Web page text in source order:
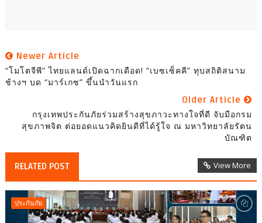
Newer Article
“โมโตจีพี” ไทยแลนด์เปิดฉากเดือด! “เบซเซ็คคี” ทุบสถิติสนาม
ช้างฯ บด “มาร์เกซ” ขึ้นนำวันแรก
Older Article
กรุงเทพประกันภัยร่วมสร้างสุขภาวะทางใจที่ดี จับมือกรม
สุขภาพจิต ต่อยอดแนวคิดยินดีที่ได้รู้ใจ ณ มหาวิทยาลัยรัตน
บัณฑิต
RELATED POST View More
ประกันภัย